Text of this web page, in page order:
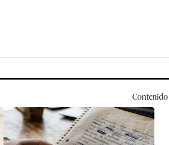
Contenido